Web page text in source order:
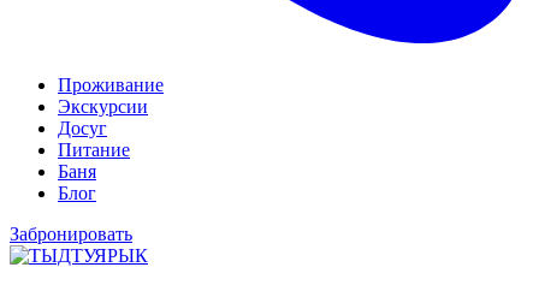
Проживание
Экскурсии
Досуг
Питание
Баня
Блог
Забронировать